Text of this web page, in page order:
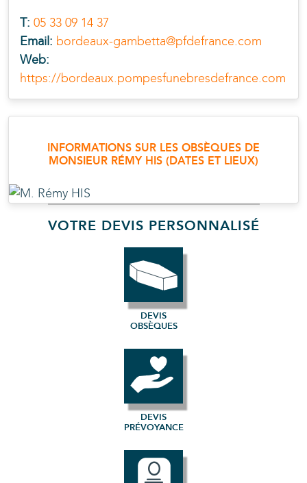
T: 05 33 09 14 37
Email: bordeaux-gambetta@pfdefrance.com
Web:
https://bordeaux.pompesfunebresdefrance.com
INFORMATIONS SUR LES OBSÈQUES DE
MONSIEUR RÉMY HIS (DATES ET LIEUX)
VOTRE DEVIS PERSONNALISÉ
DEVIS
OBSÈQUES
DEVIS
PRÉVOYANCE